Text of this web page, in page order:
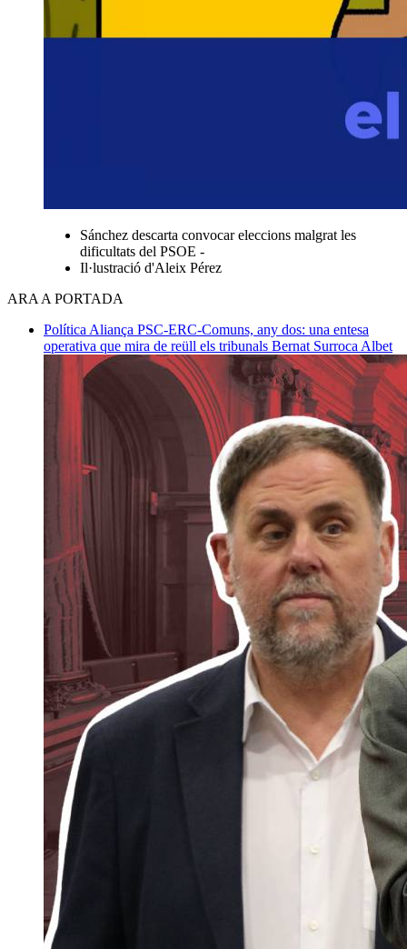
Sánchez descarta convocar eleccions malgrat les
dificultats del PSOE -
Il·lustració d'Aleix Pérez
ARA A PORTADA
Política Aliança PSC-ERC-Comuns, any dos: una entesa
operativa que mira de reüll els tribunals Bernat Surroca Albet